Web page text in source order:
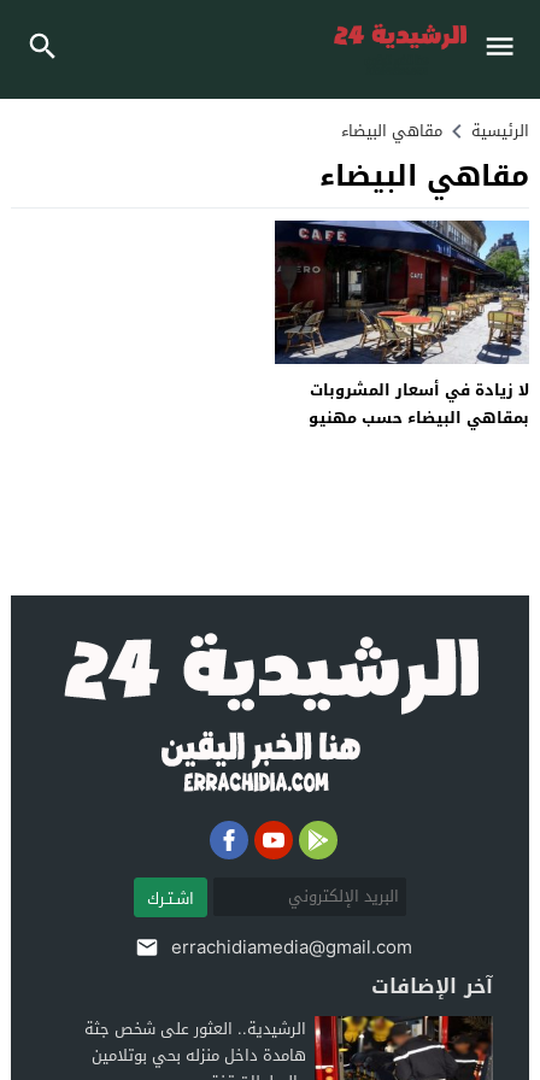
الرئيسية مقاهي البيضاء
مقاهي البيضاء
لا زيادة في أسعار المشروبات
بمقاهي البيضاء حسب مهنيو
اشـتـرك
errachidiamedia@gmail.com
آخر الإضافات
الرشيدية.. العثور على شخص جثة
هامدة داخل منزله بحي بوتلامين